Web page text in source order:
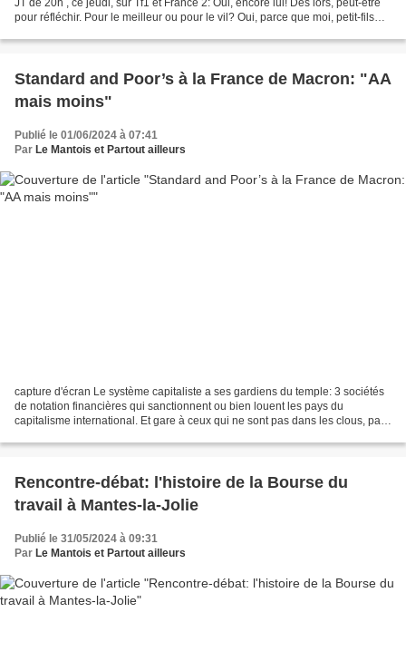
pour réfléchir. Pour le meilleur ou pour le vil? Oui, parce que moi, petit-fils
Standard and Poor’s à la France de Macron: "AA
mais moins"
Publié le 01/06/2024 à 07:41
Par Le Mantois et Partout ailleurs
capture d'écran Le système capitaliste a ses gardiens du temple: 3 sociétés
de notation financières qui sanctionnent ou bien louent les pays du
capitalisme international. Et gare à ceux qui ne sont pas dans les clous, pas
Rencontre-débat: l'histoire de la Bourse du
travail à Mantes-la-Jolie
Publié le 31/05/2024 à 09:31
Par Le Mantois et Partout ailleurs